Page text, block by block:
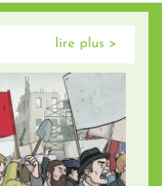
lire plus >